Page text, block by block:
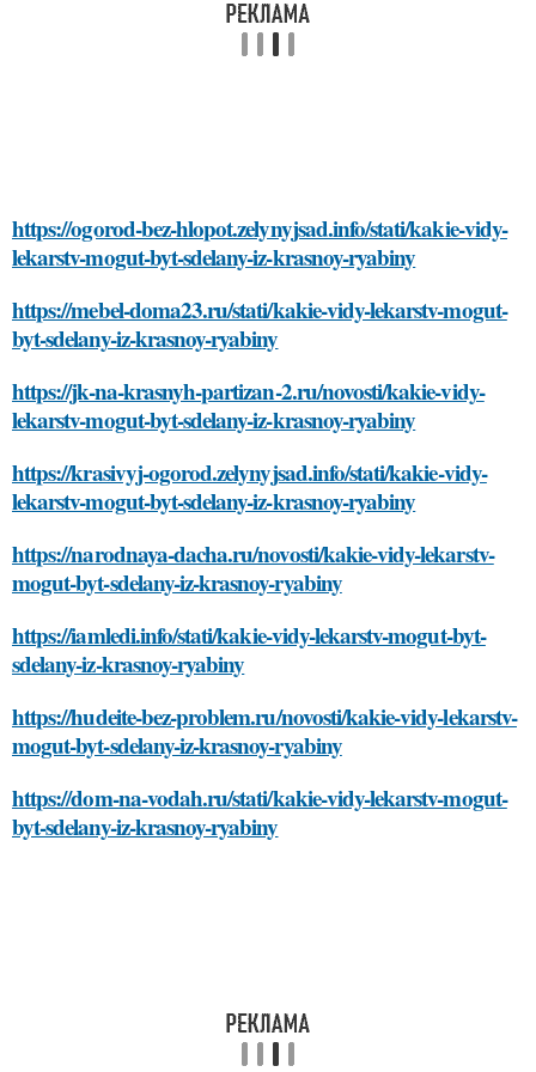
https://ogorod-bez-hlopot.zelynyjsad.info/stati/kakie-vidy-
lekarstv-mogut-byt-sdelany-iz-krasnoy-ryabiny
https://mebel-doma23.ru/stati/kakie-vidy-lekarstv-mogut-
byt-sdelany-iz-krasnoy-ryabiny
https://jk-na-krasnyh-partizan-2.ru/novosti/kakie-vidy-
lekarstv-mogut-byt-sdelany-iz-krasnoy-ryabiny
https://krasivyj-ogorod.zelynyjsad.info/stati/kakie-vidy-
lekarstv-mogut-byt-sdelany-iz-krasnoy-ryabiny
https://narodnaya-dacha.ru/novosti/kakie-vidy-lekarstv-
mogut-byt-sdelany-iz-krasnoy-ryabiny
https://iamledi.info/stati/kakie-vidy-lekarstv-mogut-byt-
sdelany-iz-krasnoy-ryabiny
https://hudeite-bez-problem.ru/novosti/kakie-vidy-lekarstv-
mogut-byt-sdelany-iz-krasnoy-ryabiny
https://dom-na-vodah.ru/stati/kakie-vidy-lekarstv-mogut-
byt-sdelany-iz-krasnoy-ryabiny